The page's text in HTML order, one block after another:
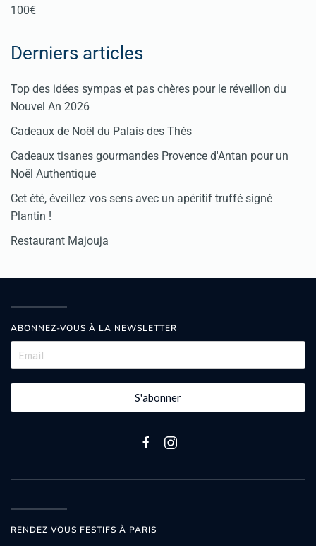
100€
Derniers articles
Top des idées sympas et pas chères pour le réveillon du
Nouvel An 2026
Cadeaux de Noël du Palais des Thés
Cadeaux tisanes gourmandes Provence d'Antan pour un
Noël Authentique
Cet été, éveillez vos sens avec un apéritif truffé signé
Plantin !
Restaurant Majouja
ABONNEZ-VOUS À LA NEWSLETTER
S'abonner
RENDEZ VOUS FESTIFS À PARIS